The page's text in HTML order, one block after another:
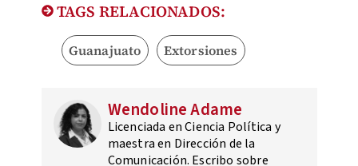
TAGS RELACIONADOS:
Guanajuato Extorsiones
Wendoline Adame
Licenciada en Ciencia Política y
maestra en Dirección de la
Comunicación. Escribo sobre